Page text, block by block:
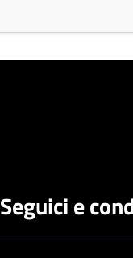
Seguici e